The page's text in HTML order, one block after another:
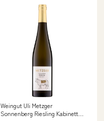
Weingut Uli Metzger
Sonnenberg Riesling Kabinett